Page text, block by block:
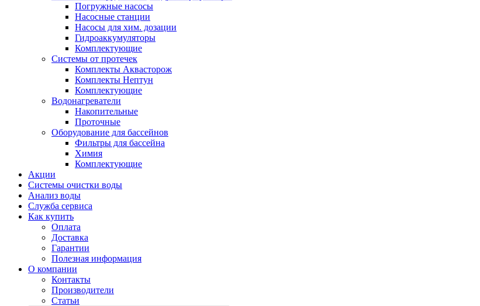
Погружные насосы
Насосные станции
Насосы для хим. дозации
Гидроаккумуляторы
Комплектующие
Системы от протечек
Комплекты Аквасторож
Комплекты Нептун
Комплектующие
Водонагреватели
Накопительные
Проточные
Оборудование для бассейнов
Фильтры для бассейна
Химия
Комплектующие
Акции
Системы очистки воды
Анализ воды
Служба сервиса
Как купить
Оплата
Доставка
Гарантии
Полезная информация
О компании
Контакты
Производители
Статьи